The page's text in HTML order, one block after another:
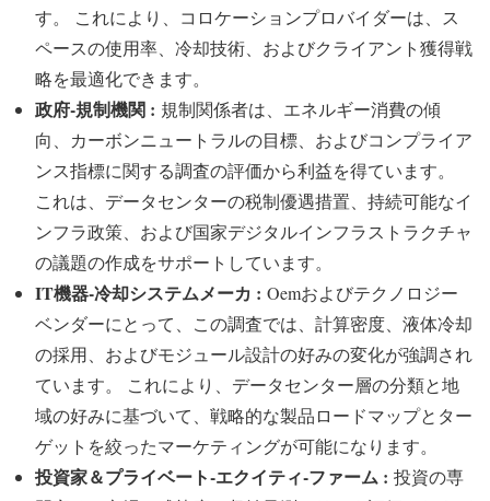
す。 これにより、コロケーションプロバイダーは、ス
ペースの使用率、冷却技術、およびクライアント獲得戦
略を最適化できます。
政府-規制機関 : 規制関係者は、エネルギー消費の傾
向、カーボンニュートラルの目標、およびコンプライア
ンス指標に関する調査の評価から利益を得ています。
これは、データセンターの税制優遇措置、持続可能なイ
ンフラ政策、および国家デジタルインフラストラクチャ
の議題の作成をサポートしています。
IT機器-冷却システムメーカ : Oemおよびテクノロジー
ベンダーにとって、この調査では、計算密度、液体冷却
の採用、およびモジュール設計の好みの変化が強調され
ています。 これにより、データセンター層の分類と地
域の好みに基づいて、戦略的な製品ロードマップとター
ゲットを絞ったマーケティングが可能になります。
投資家＆プライベート-エクイティ-ファーム : 投資の専